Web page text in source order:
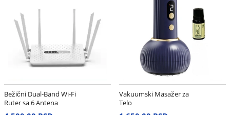
Bežični Dual-Band Wi-Fi
Ruter sa 6 Antena
Vakuumski Masažer za
Telo